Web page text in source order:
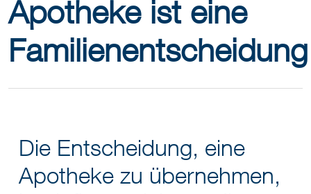
Apotheke ist eine
Familienentscheidung
Die Entscheidung, eine
Apotheke zu übernehmen,